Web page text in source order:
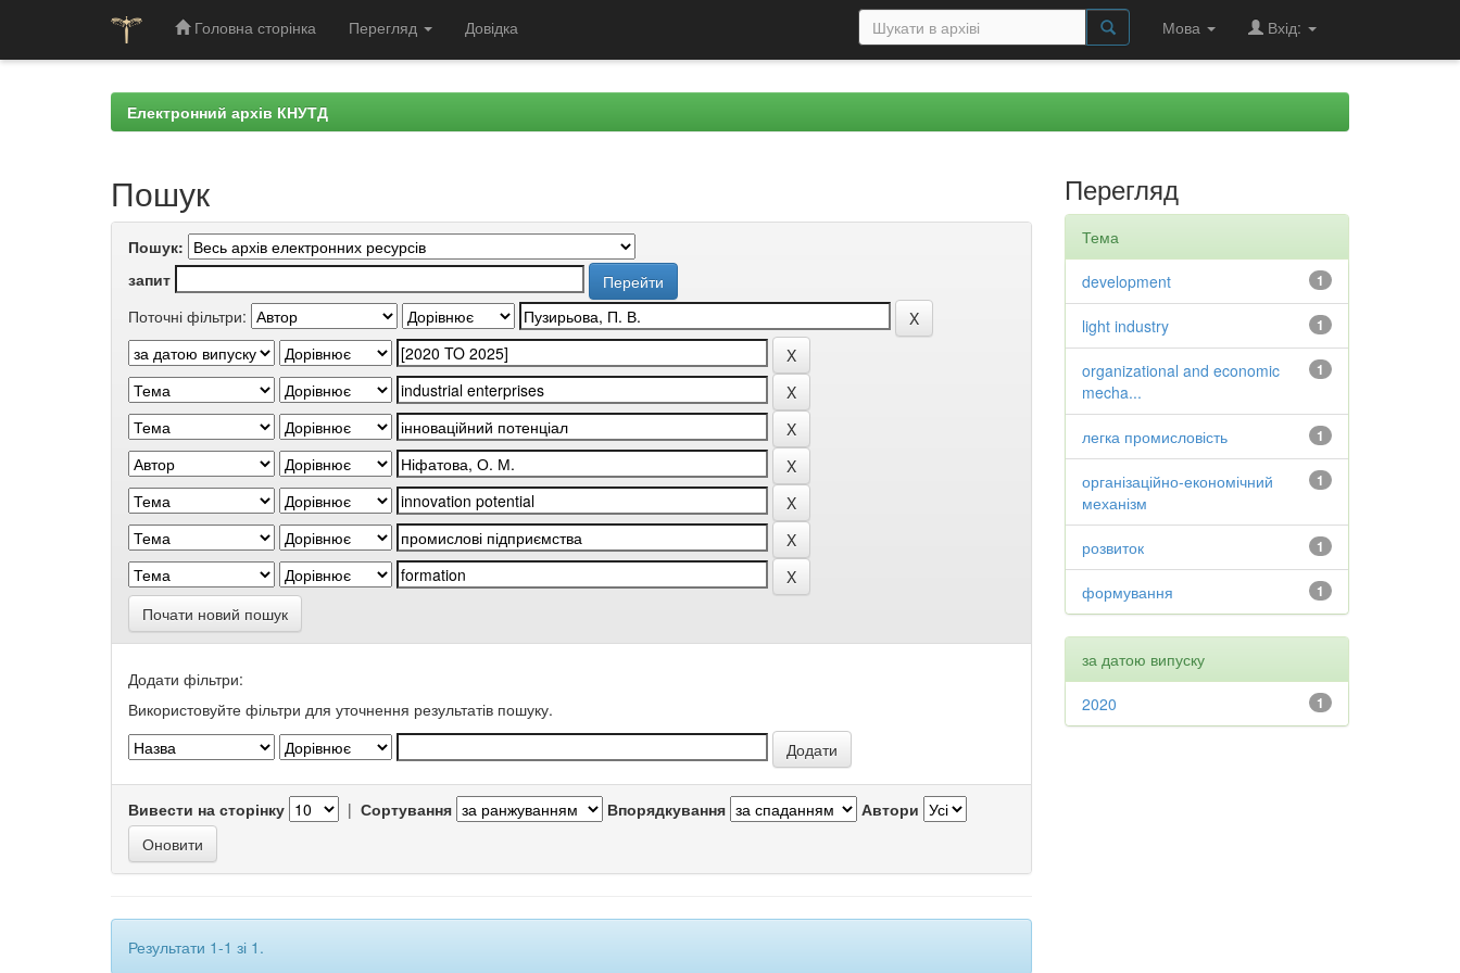
Головна сторінка Перегляд Довідка Мова Вхід:
Електронний архів КНУТД
Пошук
Пошук:
запит
Поточні фільтри:
Почати новий пошук
Додати фільтри:
Використовуйте фільтри для уточнення результатів пошуку.
Вивести на сторінку | Сортування Впорядкування Автори
Результати 1-1 зі 1.
Перегляд
Тема
1
development
1
light industry
1
organizational and economic
mecha...
1
легка промисловість
1
організаційно-економічний
механізм
1
розвиток
1
формування
за датою випуску
1
2020